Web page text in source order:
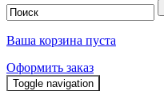
Ваша корзина пуста
Оформить заказ
Toggle navigation